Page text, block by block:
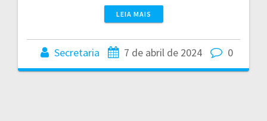
LEIA MAIS
Secretaria 7 de abril de 2024 0